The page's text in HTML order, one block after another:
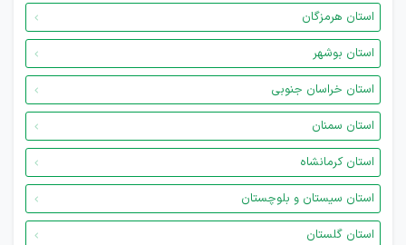
استان هرمزگان
استان بوشهر
استان خراسان جنوبی
استان سمنان
استان کرمانشاه
استان سیستان و بلوچستان
استان گلستان